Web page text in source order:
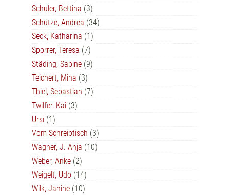
Schuler, Bettina (3)
Schütze, Andrea (34)
Seck, Katharina (1)
Sporrer, Teresa (7)
Städing, Sabine (9)
Teichert, Mina (3)
Thiel, Sebastian (7)
Twilfer, Kai (3)
Ursi (1)
Vom Schreibtisch (3)
Wagner, J. Anja (10)
Weber, Anke (2)
Weigelt, Udo (14)
Wilk, Janine (10)